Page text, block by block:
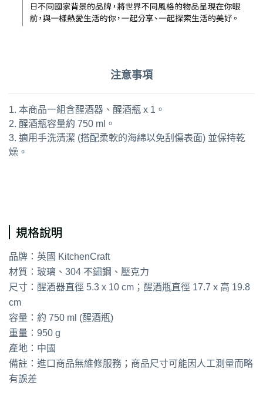
注意事項
1. 本商品一組含醒酒器、醒酒瓶 x 1。
2. 醒酒瓶容量約 750 ml。
3. 適用手洗清潔 (搭配柔軟的海綿以免刮傷表面) 並保持乾
燥。
規格說明
品牌：英國 KitchenCraft
材質：玻璃、304 不鏽鋼、壓克力
尺寸：醒酒器直徑 5.3 x 10 cm；醒酒瓶直徑 17.7 x 高 19.8
cm
容量：約 750 ml (醒酒瓶)
重量：950 g
產地：中國
備註：進口商品無維修服務；商品尺寸可能因人工測量而略
有誤差